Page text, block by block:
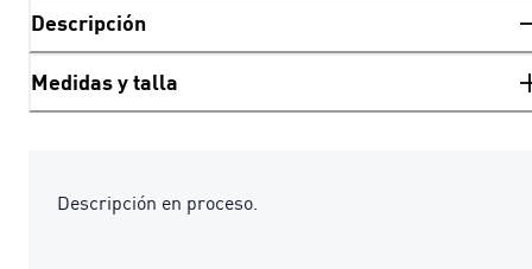
Descripción
Medidas y talla
Descripción en proceso.